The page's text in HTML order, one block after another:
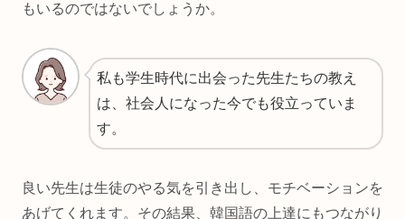
もいるのではないでしょうか。
私も学生時代に出会った先生たちの教え
は、社会人になった今でも役立っていま
す。
良い先生は生徒のやる気を引き出し、モチベーションを
あげてくれます。その結果、韓国語の上達にもつながり